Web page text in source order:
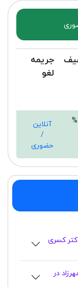
جریمه
لغو
آنلاین
/
حضوری
کسری
در